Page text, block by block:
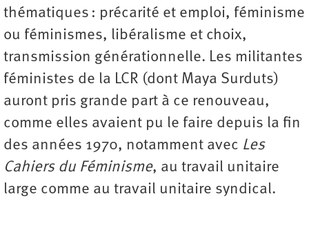
thématiques : précarité et emploi, féminisme
ou féminismes, libéralisme et choix,
transmission générationnelle. Les militantes
féministes de la LCR (dont Maya Surduts)
auront pris grande part à ce renouveau,
comme elles avaient pu le faire depuis la fin
des années 1970, notamment avec Les
Cahiers du Féminisme, au travail unitaire
large comme au travail unitaire syndical.